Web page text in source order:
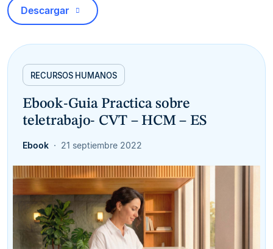
Descargar
RECURSOS HUMANOS
Ebook-Guia Practica sobre
teletrabajo- CVT – HCM – ES
Ebook 21 septiembre 2022